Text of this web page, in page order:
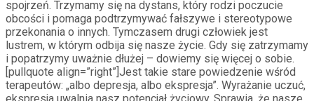
spojrzeń. Trzymamy się na dystans, który rodzi poczucie
obcości i pomaga podtrzymywać fałszywe i stereotypowe
przekonania o innych. Tymczasem drugi człowiek jest
lustrem, w którym odbija się nasze życie. Gdy się zatrzymamy
i popatrzymy uważnie dłużej – dowiemy się więcej o sobie.
[pullquote align=”right”]Jest takie stare powiedzenie wśród
terapeutów: „albo depresja, albo ekspresja”. Wyrażanie uczuć,
ekspresja uwalnia nasz potencjał życiowy. Sprawia, że nasze